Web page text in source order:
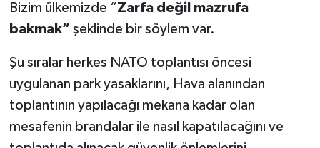
Bizim ülkemizde “Zarfa değil mazrufa
bakmak” şeklinde bir söylem var.
Şu sıralar herkes NATO toplantısı öncesi
uygulanan park yasaklarını, Hava alanından
toplantının yapılacağı mekana kadar olan
mesafenin brandalar ile nasıl kapatılacağını ve